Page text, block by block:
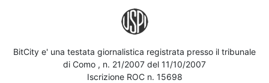
BitCity e' una testata giornalistica registrata presso il tribunale
di Como , n. 21/2007 del 11/10/2007
Iscrizione ROC n. 15698